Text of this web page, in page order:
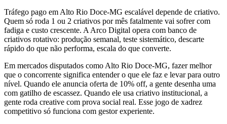
Tráfego pago em Alto Rio Doce-MG escalável depende de criativo.
Quem só roda 1 ou 2 criativos por mês fatalmente vai sofrer com
fadiga e custo crescente. A Arco Digital opera com banco de
criativos rotativo: produção semanal, teste sistemático, descarte
rápido do que não performa, escala do que converte.
Em mercados disputados como Alto Rio Doce-MG, fazer melhor
que o concorrente significa entender o que ele faz e levar para outro
nível. Quando ele anuncia oferta de 10% off, a gente desenha uma
com gatilho de escassez. Quando ele usa criativo institucional, a
gente roda creative com prova social real. Esse jogo de xadrez
competitivo só funciona com gestor experiente.